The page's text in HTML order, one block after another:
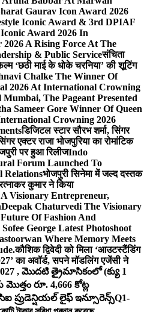
Gaurav Icon Award 2026
Iconic Award & 3rd DPIAF
Award 2026 In
A Rising Force At The
& Public Serviceसंचिता
‘छठी माई के धोके चरनिया’ की शूटिंग
Chalke The Winner Of
2026 At International Crowning
The Pageant Presented
Sameer Gore Winner Of Queen
Crowning 2026
डिजिटल स्टार सौरभ शर्मा, सिंगर
एक्टर राजा भोजपुरिया का रोमांटिक
पर हुआ रिलीजIndo
Forum Launched To
Relationsभोजपुरी सिनेमा में जल्द दस्तक
कुमार ने किया
Visionary Entrepreneur,
Deepak Chaturvedi The Visionary
Of Fashion And
George Latest Photoshoot
Where Memory Meets
कौशिक द्विवेदी को मिला ‘आउटस्टैंडिंग
का अवॉर्ड, सपने मॉडलिंग एजेंसी ने
, మొదటి త్రైమాసికంలో (క్యు 1
రూ. 4,666 కోట్ల
ప్రుడెన్షియల్ లైఫ్ ఇన్సూరెన్స్Q1-